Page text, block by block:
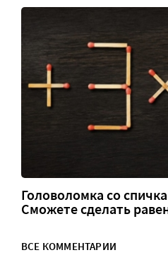
Головоломка со
Сможете сделать
ВСЕ КОММЕНТАРИИ